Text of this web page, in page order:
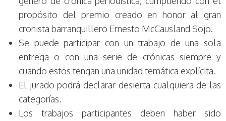
propósito del premio creado en honor al gran
cronista barranquillero Ernesto McCausland Sojo.
Se puede participar con un trabajo de una sola
entrega o con una serie de crónicas siempre y
cuando estos tengan una unidad temática explícita.
El jurado podrá declarar desierta cualquiera de las
categorías.
Los trabajos participantes deben haber sido